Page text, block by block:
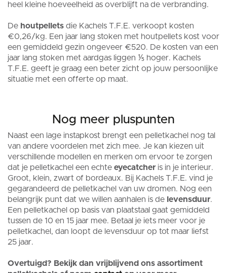
heel kleine hoeveelheid as overblijft na de verbranding.
De houtpellets die Kachels T.F.E. verkoopt kosten
€0,26/kg. Een jaar lang stoken met houtpellets kost voor
een gemiddeld gezin ongeveer €520. De kosten van een
jaar lang stoken met aardgas liggen ⅕ hoger. Kachels
T.F.E. geeft je graag een beter zicht op jouw persoonlijke
situatie met een offerte op maat.
Nog meer pluspunten
Naast een lage instapkost brengt een pelletkachel nog tal
van andere voordelen met zich mee. Je kan kiezen uit
verschillende modellen en merken om ervoor te zorgen
dat je pelletkachel een echte eyecatcher is in je interieur.
Groot, klein, zwart of bordeaux. Bij Kachels T.F.E. vind je
gegarandeerd de pelletkachel van uw dromen. Nog een
belangrijk punt dat we willen aanhalen is de levensduur.
Een pelletkachel op basis van plaatstaal gaat gemiddeld
tussen de 10 en 15 jaar mee. Betaal je iets meer voor je
pelletkachel, dan loopt de levensduur op tot maar liefst
25 jaar.
Overtuigd? Bekijk dan vrijblijvend ons assortiment